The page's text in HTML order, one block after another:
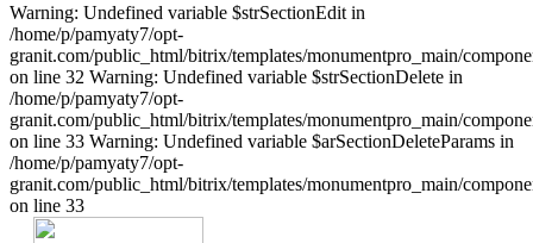
Warning: Undefined variable $strSectionEdit in
/home/p/pamyaty7/opt-
granit.com/public_html/bitrix/templates/monumentpro_main/
on line 32 Warning: Undefined variable $strSectionDelete in
/home/p/pamyaty7/opt-
granit.com/public_html/bitrix/templates/monumentpro_main/
on line 33 Warning: Undefined variable $arSectionDeleteParams in
/home/p/pamyaty7/opt-
granit.com/public_html/bitrix/templates/monumentpro_main/
on line 33